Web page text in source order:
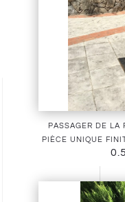
passager de
pièce unique